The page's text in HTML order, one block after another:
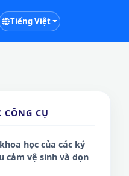
Tiếng Việt
CÔNG CỤ
học của các ký
cảm vệ sinh và dọn